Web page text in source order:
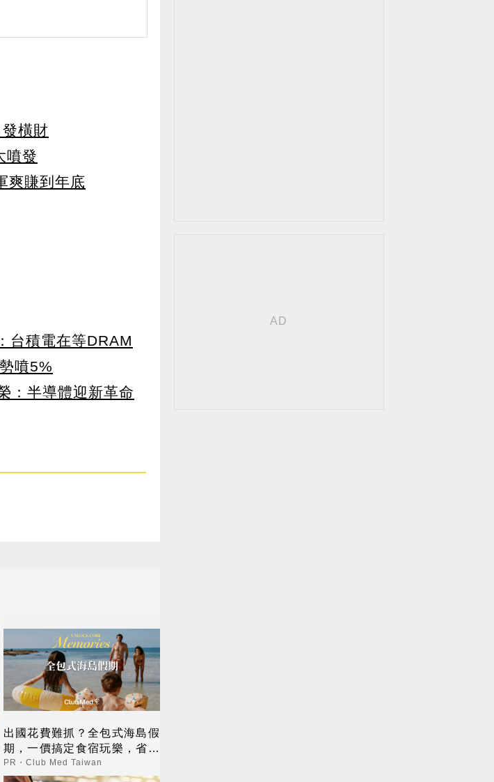
橫財
噴發
爽賺到年底
台積電在等DRAM
噴5%
：半導體迎新革命
出國花費難抓？全包式海島假
期，一價搞定食宿玩樂，省錢
更省心！
PR・Club Med Taiwan